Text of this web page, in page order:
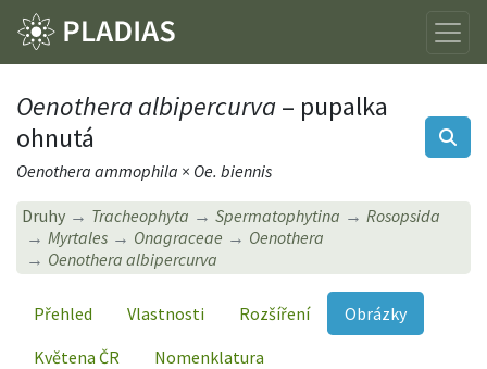
Oenothera albipercurva– pupalka
ohnutá
Oenothera ammophila × Oe. biennis
Druhy Tracheophyta Spermatophytina
Rosopsida
Myrtales
Onagraceae
Oenothera
Oenothera albipercurva
Přehled Vlastnosti Rozšíření
Obrázky
Květena ČR
Nomenklatura